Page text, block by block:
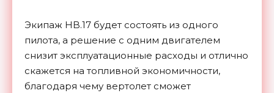
Экипаж HB.17 будет состоять из одного
пилота, а решение с одним двигателем
снизит эксплуатационные расходы и отлично
скажется на топливной экономичности,
благодаря чему вертолет сможет